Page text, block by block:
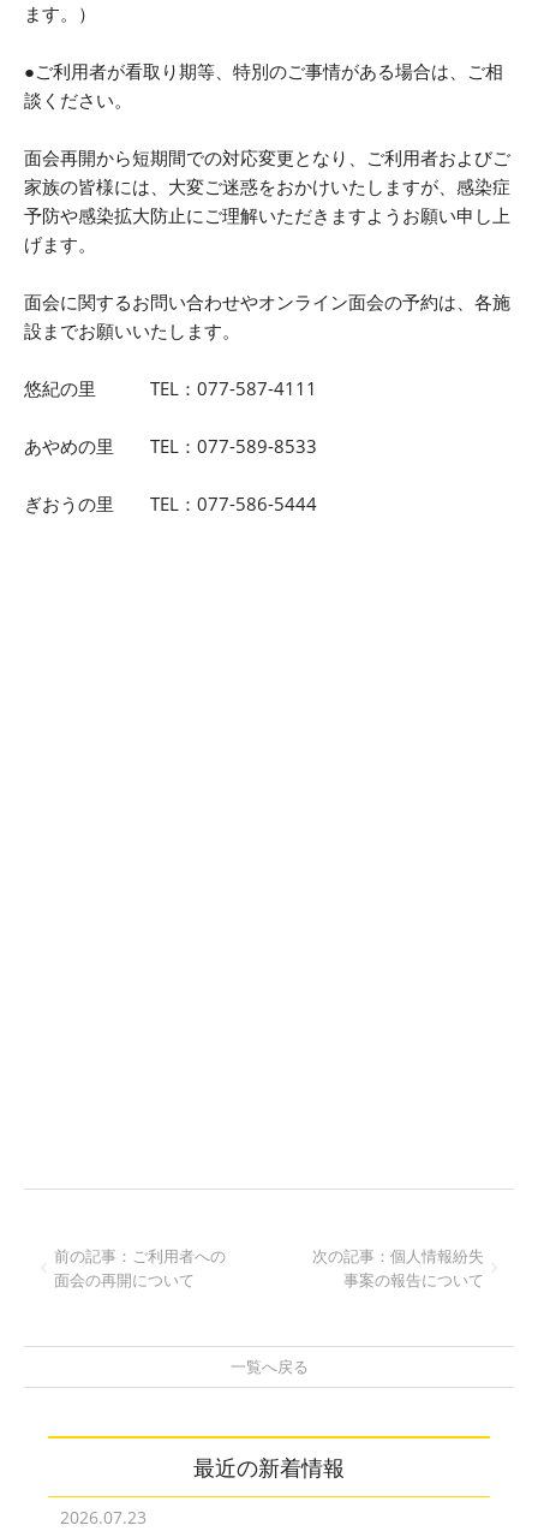
ます。）
●ご利用者が看取り期等、特別のご事情がある場合は、ご相
談ください。
面会再開から短期間での対応変更となり、ご利用者およびご
家族の皆様には、大変ご迷惑をおかけいたしますが、感染症
予防や感染拡大防止にご理解いただきますようお願い申し上
げます。
面会に関するお問い合わせやオンライン面会の予約は、各施
設までお願いいたします。
悠紀の里 TEL：077-587-4111
あやめの里 TEL：077-589-8533
ぎおうの里 TEL：077-586-5444
前の記事：ご利用者への
面会の再開について
次の記事：個人情報紛失
事案の報告について
一覧へ戻る
最近の新着情報
2026.07.23